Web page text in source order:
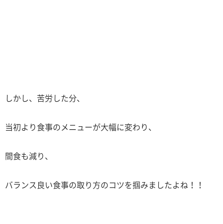
しかし、苦労した分、
当初より食事のメニューが大幅に変わり、
間食も減り、
バランス良い食事の取り方のコツを掴みましたよね！！